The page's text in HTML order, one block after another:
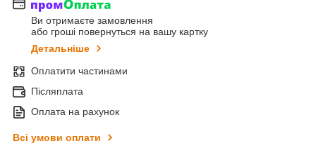
Ви отримаєте замовлення
або гроші повернуться на вашу картку
Детальніше
Оплатити частинами
Післяплата
Оплата на рахунок
Всі умови оплати